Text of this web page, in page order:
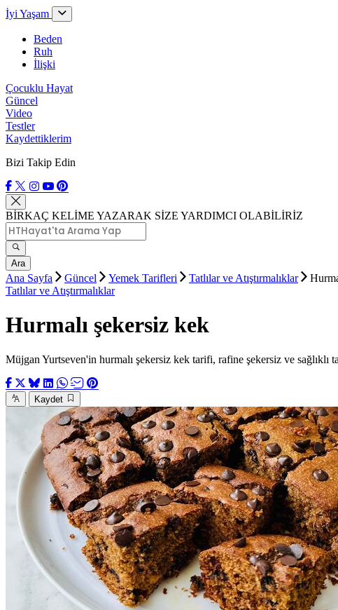
İyi Yaşam
Beden
Ruh
İlişki
Çocuklu Hayat
Güncel
Video
Testler
Kaydettiklerim
Bizi Takip Edin
BİRKAÇ KELİME YAZARAK SİZE YARDIMCI OLABİLİRİZ
Ara
Ana Sayfa Güncel Yemek Tarifleri Tatlılar ve Atıştırmalıklar
Tatlılar ve Atıştırmalıklar
Hurmalı şekersiz kek
Müjgan Yurtseven'in hurmalı şekersiz kek tarifi, rafine şekersiz ve sağlıklı
Kaydet